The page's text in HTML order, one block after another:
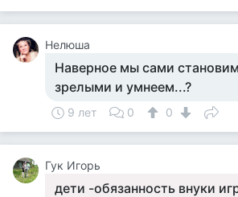
Нелюша
Наверное мы сами
зрелыми и умнеем...?
9 лет 0 0
Гук Игорь
дети -обязанность внуки